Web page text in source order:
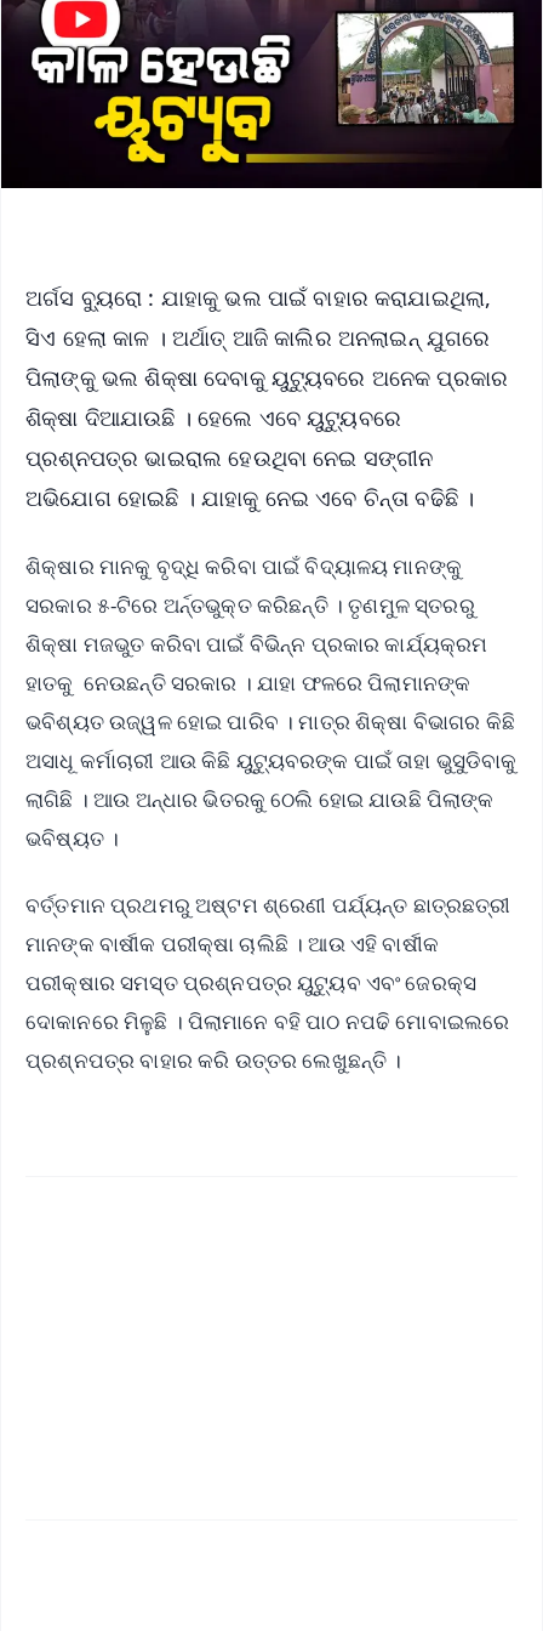
ଅର୍ଗସ ବ୍ୟୁରୋ : ଯାହାକୁ ଭଲ ପାଇଁ ବାହାର କରାଯାଇଥିଲା,
ସିଏ ହେଲା କାଳ । ଅର୍ଥାତ୍‌ ଆଜି କାଲିର ଅନଲାଇନ୍ ଯୁଗରେ
ପିଲାଙ୍କୁ ଭଲ ଶିକ୍ଷା ଦେବାକୁ ୟୁଟ୍ୟୁବରେ ଅନେକ ପ୍ରକାର
ଶିକ୍ଷା ଦିଆଯାଉଛି । ହେଲେ ଏବେ ୟୁଟ୍ୟୁବରେ
ପ୍ରଶ୍ନପତ୍ର ଭାଇରାଲ ହେଉଥିବା ନେଇ ସଙ୍ଗୀନ
ଅଭିଯୋଗ ହୋଇଛି । ଯାହାକୁ ନେଇ ଏବେ ଚିନ୍ତା ବଢିଛି ।
ଶିକ୍ଷାର ମାନକୁ ବୃଦ୍ଧି କରିବା ପାଇଁ ବିଦ୍ୟାଳୟ ମାନଙ୍କୁ
ସରକାର ୫-ଟିରେ ଅର୍ନ୍ତଭୁକ୍ତ କରିଛନ୍ତି । ତୃଣମୁଳ ସ୍ତରରୁ
ଶିକ୍ଷା ମଜଭୁତ କରିବା ପାଇଁ ବିଭିନ୍ନ ପ୍ରକାର କାର୍ଯ୍ୟକ୍ରମ
ହାତକୁ ନେଉଛନ୍ତି ସରକାର । ଯାହା ଫଳରେ ପିଲାମାନଙ୍କ
ଭବିଶ୍ୟତ ଉଜ୍ୱଳ ହୋଇ ପାରିବ । ମାତ୍ର ଶିକ୍ଷା ବିଭାଗର କିଛି
ଅସାଧୂ କର୍ମାଚାରୀ ଆଉ କିଛି ୟୁଟ୍ୟୁବରଙ୍କ ପାଇଁ ତାହା ଭୁସୁଡିବାକୁ
ଲାଗିଛି । ଆଉ ଅନ୍ଧାର ଭିତରକୁ ଠେଲି ହୋଇ ଯାଉଛି ପିଲାଙ୍କ
ଭବିଷ୍ୟତ ।
ବର୍ତ୍ତମାନ ପ୍ରଥମରୁ ଅଷ୍ଟମ ଶ୍ରେଣୀ ପର୍ଯ୍ୟନ୍ତ ଛାତ୍ରଛତ୍ରୀ
ମାନଙ୍କ ବାର୍ଷୀକ ପରୀକ୍ଷା ଚାଲିଛି । ଆଉ ଏହି ବାର୍ଷୀକ
ପରୀକ୍ଷାର ସମସ୍ତ ପ୍ରଶ୍ନପତ୍ର ୟୁଟ୍ୟୁବ ଏବଂ ଜେରକ୍ସ
ଦୋକାନରେ ମିଳୁଛି । ପିଲାମାନେ ବହି ପାଠ ନପଢି ମୋବାଇଲରେ
ପ୍ରଶ୍ନପତ୍ର ବାହାର କରି ଉତ୍ତର ଲେଖୁଛନ୍ତି ।